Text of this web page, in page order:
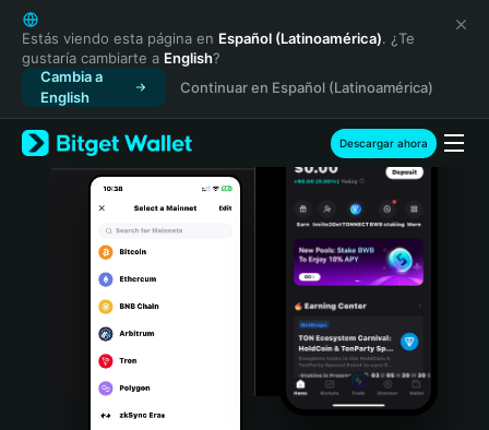
English
日本語
Tiếng Việt
Русский
Español (Latinoamérica)
Türkçe
Italiano
Português (Portugal)
Bahasa Indonesia
Estás viendo esta página en Español (Latinoamérica). ¿Te
gustaría cambiarte a English?
Cambia a
English
Continuar en Español (Latinoamérica)
Descargar ahora